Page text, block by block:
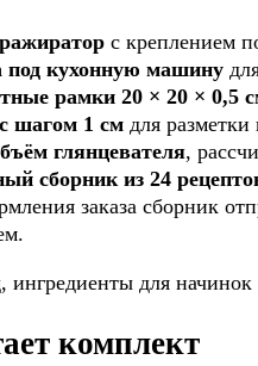
с креплением
под кухонную машину
рамки 20 × 20 × 0,5
шагом 1 смдля разметки
глянцевателя,
сборник из 24
заказа сборник
для
комплект